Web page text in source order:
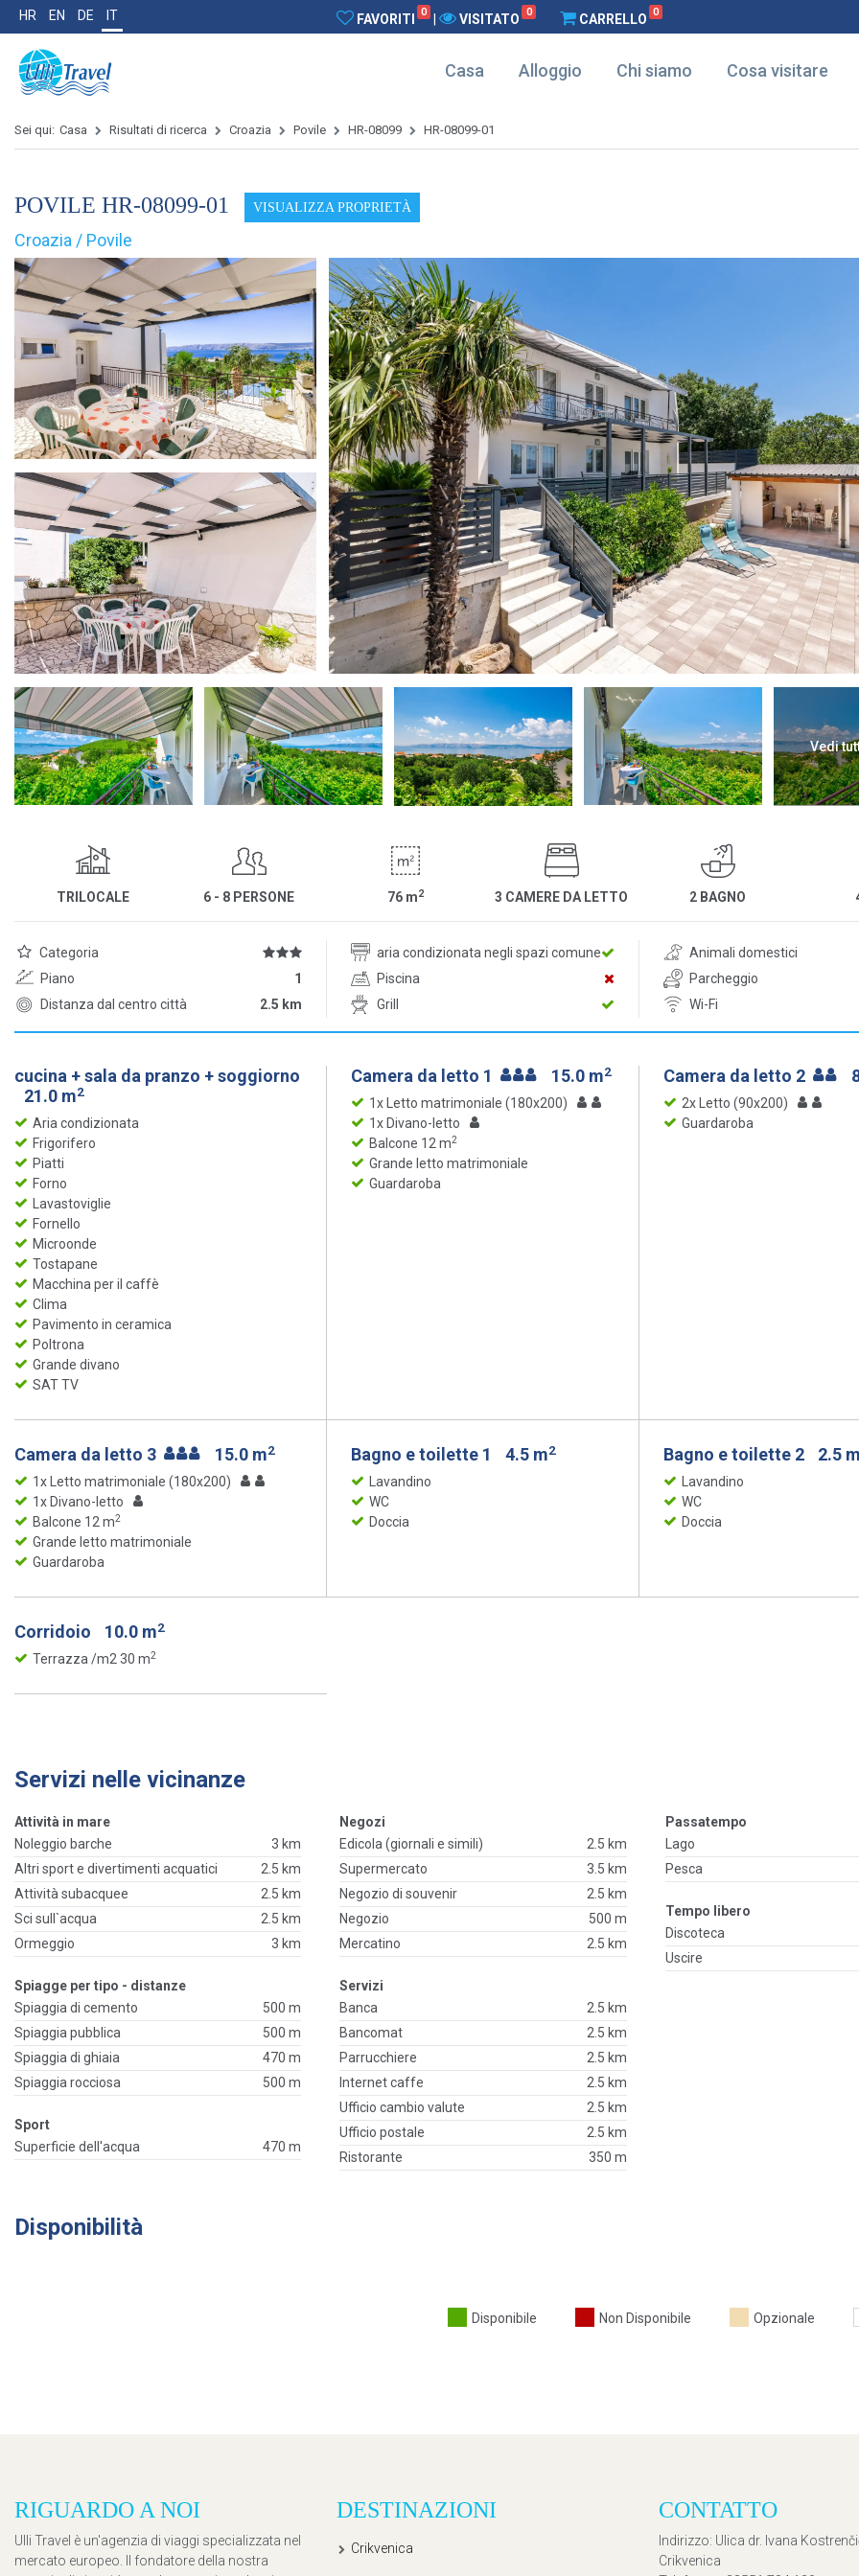
HR EN DE IT FAVORITI 0 VISITATO 0 CARRELLO 0
Casa Alloggio Chi siamo Cosa visitare
Sei qui: Casa Risultati di ricerca Croazia Povile HR-08099 HR-08099-01
POVILE HR-08099-01 VISUALIZZA PROPRIETÀ
Croazia / Povile
Vedi
TRILOCALE 6 - 8 PERSONE 76 m2 3 CAMERE DA LETTO 2 BAGNO
Categoria aria condizionata negli spazi comune
Animali domestici
Piano
1 Piscina
Parcheggio
Distanza dal centro città
2.5 km Grill Wi-Fi
cucina + sala da pranzo + soggiorno
21.0 m2
Aria condizionata
Frigorifero
Piatti
Forno
Lavastoviglie
Fornello
Microonde
Tostapane
Macchina per il caffè
Clima
Pavimento in ceramica
Poltrona
Grande divano
SAT TV
Camera da letto 1 15.0 m2
1x Letto matrimoniale (180x200)
1x Divano-letto
Balcone 12 m2
Grande letto matrimoniale
Guardaroba
Camera da letto 2
2x Letto (90x200)
Guardaroba
Camera da letto 3 15.0 m2
1x Letto matrimoniale (180x200)
1x Divano-letto
Balcone 12 m2
Grande letto matrimoniale
Guardaroba
Bagno e toilette 1 4.5 m2
Lavandino
WC
Doccia
Bagno e toilette 2 2.5
Lavandino
WC
Doccia
Corridoio 10.0 m2
Terrazza /m2 30 m2
Servizi nelle vicinanze
Attività in mare
Noleggio barche
3 km
Altri sport e divertimenti acquatici
2.5 km
Attività subacquee
2.5 km
Sci sull`acqua
2.5 km
Ormeggio
3 km
Spiagge per tipo - distanze
Spiaggia di cemento
500 m
Spiaggia pubblica
500 m
Spiaggia di ghiaia
470 m
Spiaggia rocciosa
500 m
Sport
Superficie dell'acqua
470 m
Negozi
Edicola (giornali e simili)
2.5 km
Supermercato
3.5 km
Negozio di souvenir
2.5 km
Negozio
500 m
Mercatino
2.5 km
Servizi
Banca
2.5 km
Bancomat
2.5 km
Parrucchiere
2.5 km
Internet caffe
2.5 km
Ufficio cambio valute
2.5 km
Ufficio postale
2.5 km
Ristorante
350 m
Passatempo
Lago
Pesca
Tempo libero
Discoteca
Uscire
Disponibilità
Disponibile Non Disponibile Opzionale
RIGUARDO A NOI
Ulli Travel è un'agenzia di viaggi specializzata nel
mercato europeo. Il fondatore della nostra
DESTINAZIONI
Crikvenica
CONTATTO
Indirizzo: Ulica dr. Ivana
Crikvenica